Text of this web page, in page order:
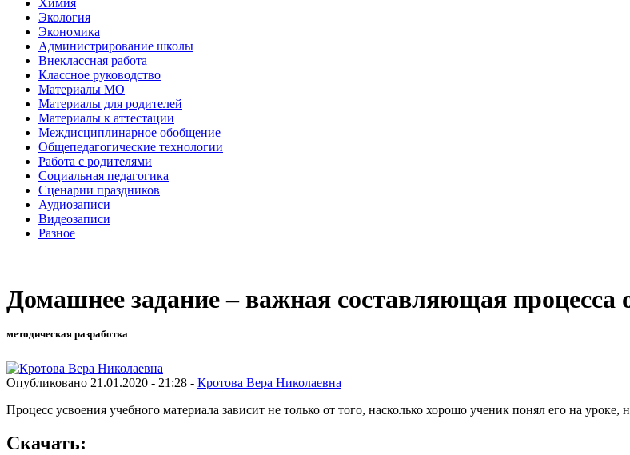
Экология
Экономика
Администрирование школы
Внеклассная работа
Классное руководство
Материалы МО
Материалы для родителей
Материалы к аттестации
Междисциплинарное обобщение
Общепедагогические технологии
Работа с родителями
Социальная педагогика
Сценарии праздников
Аудиозаписи
Видеозаписи
Разное
Домашнее задание – важная составляющая процесса
методическая разработка
Опубликовано 21.01.2020 - 21:28 - Кротова Вера Николаевна
Процесс усвоения учебного материала зависит не только от того, насколько хорошо ученик понял его на
Скачать: